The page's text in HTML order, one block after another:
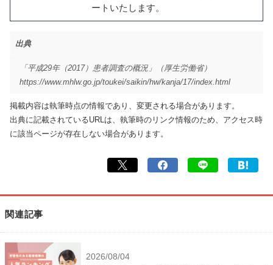
ートいたします。
出典
「平成29年（2017）患者調査の概況」（厚生労働省）
https://www.mhlw.go.jp/toukei/saikin/hw/kanja/17/index.html
掲載内容は執筆時点の情報であり、変更される場合があります。
出典に記載されているURLは、執筆時のリンク情報のため、アクセス時
に該当ページが存在しない場合があります。
関連記事
2026/08/04